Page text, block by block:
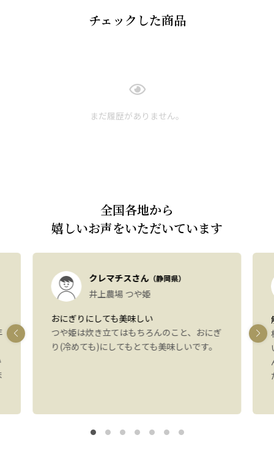
チェックした商品
まだ履歴がありません。
全国各地から
嬉しいお声をいただいています
クレマチスさん（静岡県）
井上農場 つや姫
おにぎりにしても美味しい
つや姫は炊き立てはもちろんのこと、おにぎ
り(冷めても)にしてもとても美味しいです。